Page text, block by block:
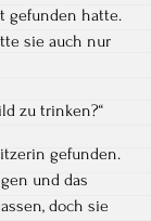
gefunden hatte.
sie auch nur
zu trinken?“
gefunden.
und das
doch sie